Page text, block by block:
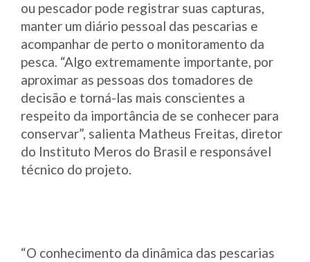
ou pescador pode registrar suas capturas,
manter um diário pessoal das pescarias e
acompanhar de perto o monitoramento da
pesca. “Algo extremamente importante, por
aproximar as pessoas dos tomadores de
decisão e torná-las mais conscientes a
respeito da importância de se conhecer para
conservar”, salienta Matheus Freitas, diretor
do Instituto Meros do Brasil e responsável
técnico do projeto.
“O conhecimento da dinâmica das pescarias